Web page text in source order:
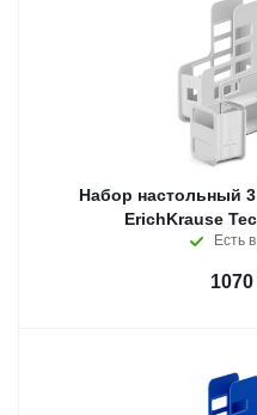
Набор настольный
ErichKrause
Есть
1070